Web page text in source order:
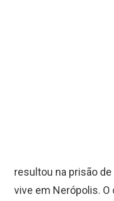
resultou na prisão
vive em Nerópolis.